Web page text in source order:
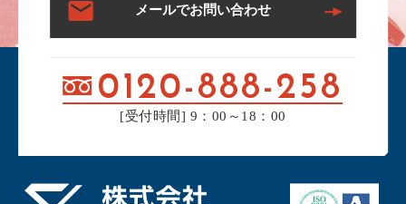
メールでお問い合わせ
0120-888-258
[受付時間] 9：00～18：00